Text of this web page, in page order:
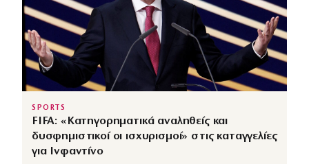
SPORTS
FIFA: «Κατηγορηματικά αναληθείς και
δυσφημιστικοί οι ισχυρισμοί» στις καταγγελίες
για Ινφαντίνο